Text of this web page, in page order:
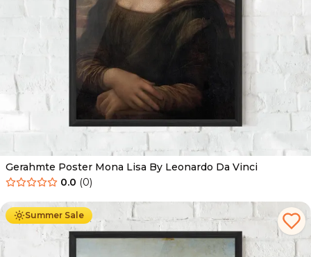
Gerahmte Poster Mona Lisa By Leonardo Da Vinci
0.0 (0)
Summer Sale
Ab 49.90 € 29.90